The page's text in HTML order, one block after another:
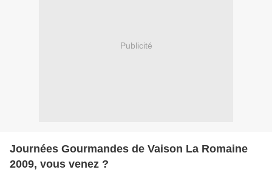
Publicité
Journées Gourmandes de Vaison La Romaine
2009, vous venez ?